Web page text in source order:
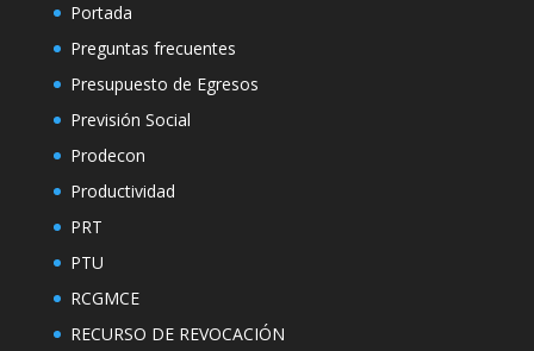
Portada
Preguntas frecuentes
Presupuesto de Egresos
Previsión Social
Prodecon
Productividad
PRT
PTU
RCGMCE
RECURSO DE REVOCACIÓN